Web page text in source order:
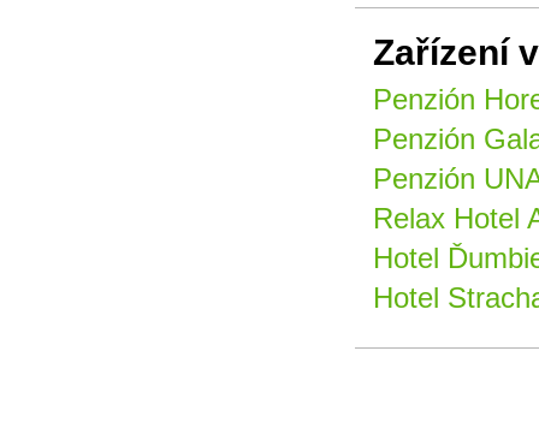
Zařízení
Penzión
Penzión
Penzión
Relax Hotel
Hotel
Hotel